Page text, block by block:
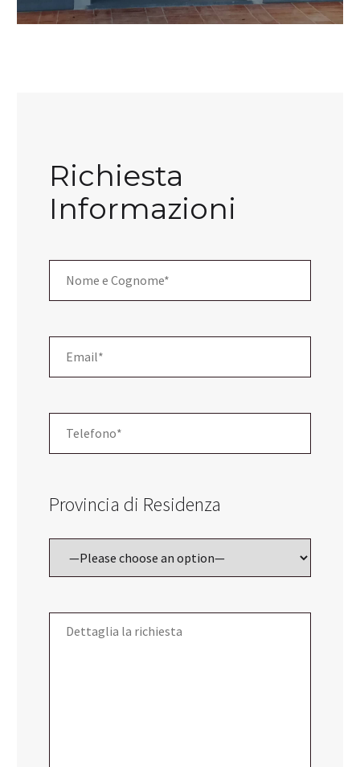
Richiesta
Informazioni
Provincia di Residenza